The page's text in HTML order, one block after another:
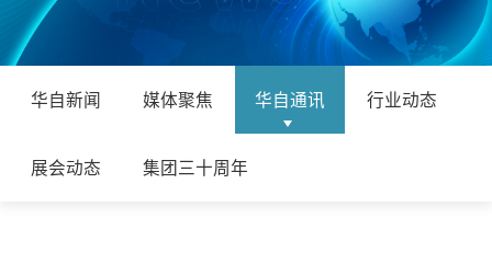
华自新闻 媒体聚焦 华自通讯 行业动态
展会动态 集团三十周年